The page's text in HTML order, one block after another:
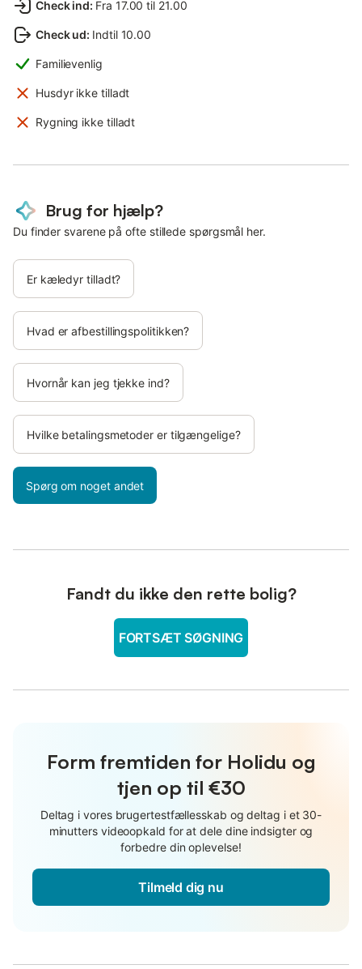
Check ind: Fra 17.00 til 21.00
Check ud: Indtil 10.00
Familievenlig
Husdyr ikke tilladt
Rygning ikke tilladt
Brug for hjælp?
Du finder svarene på ofte stillede spørgsmål her.
Er kæledyr tilladt?
Hvad er afbestillingspolitikken?
Hvornår kan jeg tjekke ind?
Hvilke betalingsmetoder er tilgængelige?
Spørg om noget andet
Fandt du ikke den rette bolig?
FORTSÆT SØGNING
Form fremtiden for Holidu og
tjen op til €30
Deltag i vores brugertestfællesskab og deltag i et 30-
minutters videoopkald for at dele dine indsigter og
forbedre din oplevelse!
Tilmeld dig nu